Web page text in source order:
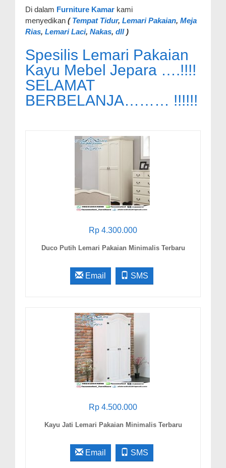
Di dalam Furniture Kamar kami
menyedikan ( Tempat Tidur, Lemari Pakaian, Meja
Rias, Lemari Laci, Nakas, dll)
Spesilis Lemari Pakaian
Kayu Mebel Jepara ….!!!!
SELAMAT
BERBELANJA……… !!!!!!
Rp 4.300.000
Duco Putih Lemari Pakaian Minimalis Terbaru
Email SMS
Rp 4.500.000
Kayu Jati Lemari Pakaian Minimalis Terbaru
Email SMS